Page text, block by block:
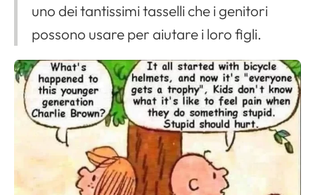
uno dei tantissimi tasselli che i genitori
possono usare per aiutare i loro figli.